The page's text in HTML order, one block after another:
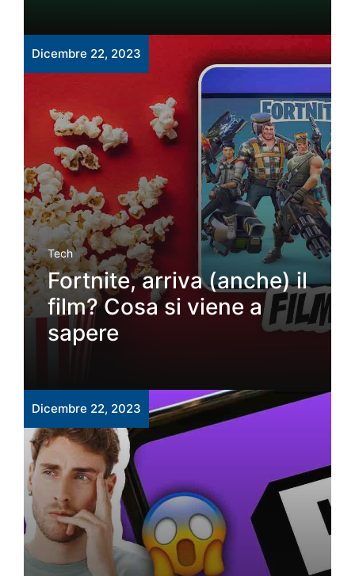
Dicembre 22, 2023
Tech
Fortnite, arriva (anche) il
film? Cosa si viene a
sapere
Dicembre 22, 2023